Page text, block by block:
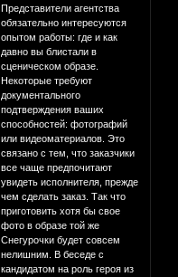
Представители агентства
обязательно интересуются
опытом работы: где и как
давно вы блистали в
сценическом образе.
Некоторые требуют
документального
подтверждения ваших
способностей: фотографий
или видеоматериалов. Это
связано с тем, что заказчики
все чаще предпочитают
увидеть исполнителя, прежде
чем сделать заказ. Так что
приготовить хотя бы свое
фото в образе той же
Снегурочки будет совсем
нелишним. В беседе с
кандидатом на роль героя из